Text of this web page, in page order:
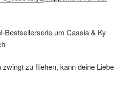
Bestsellerserie um Cassia & Ky
zu fliehen, kann deine Liebe